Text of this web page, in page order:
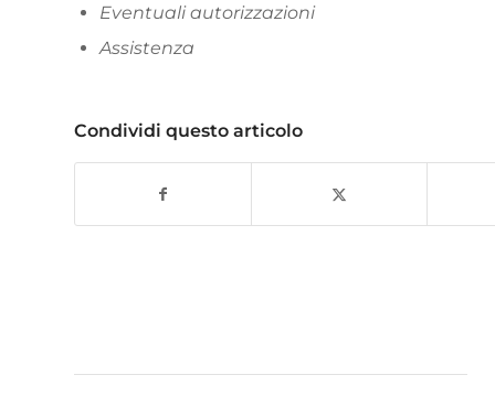
Eventuali autorizzazioni
Assistenza
Condividi questo articolo